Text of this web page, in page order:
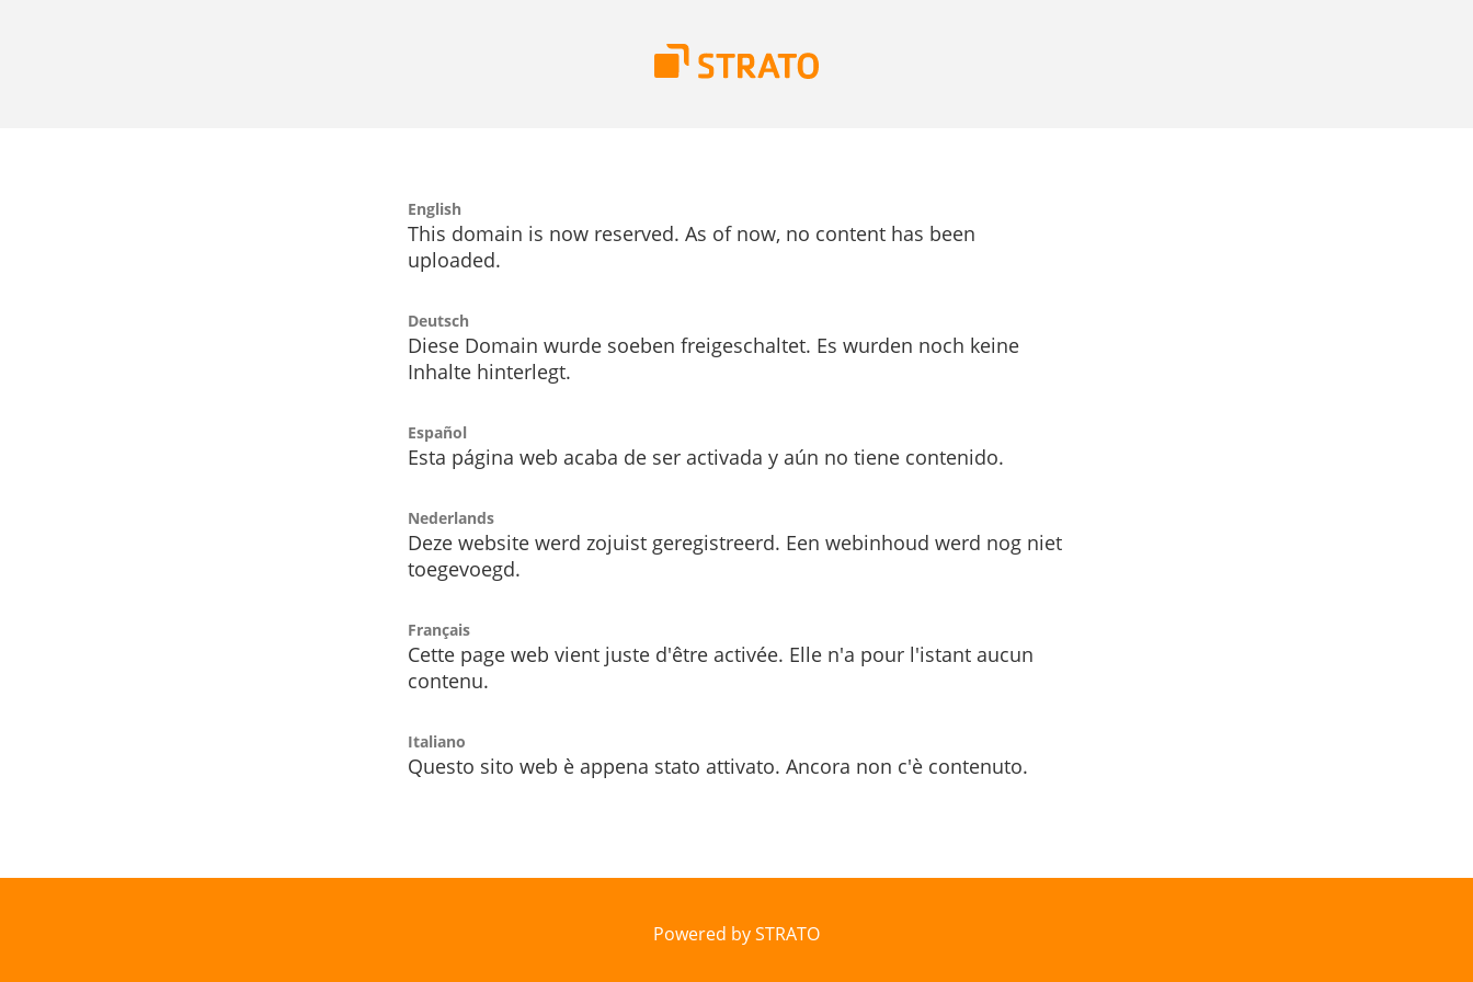
English
This domain is now reserved. As of now, no content has been
uploaded.
Deutsch
Diese Domain wurde soeben freigeschaltet. Es wurden noch keine
Inhalte hinterlegt.
Español
Esta página web acaba de ser activada y aún no tiene contenido.
Nederlands
Deze website werd zojuist geregistreerd. Een webinhoud werd nog niet
toegevoegd.
Français
Cette page web vient juste d'être activée. Elle n'a pour l'istant aucun
contenu.
Italiano
Questo sito web è appena stato attivato. Ancora non c'è contenuto.
Powered by STRATO